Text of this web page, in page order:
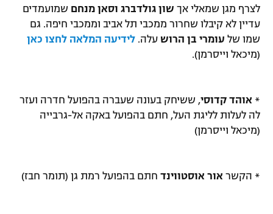
לצרף מגן שמאלי אך שון גולדברג וסאן מנחם שמועמדים
עדיין לא קיבלו שחרור ממכבי תל אביב וממכבי חיפה. גם
שמו של עומרי בן הרוש עלה. לידיעה המלאה לחצו כאן
(מיכאל וייסרמן).
* אוהד קדוסי, ששיחק בעונה שעברה בהפועל חדרה ועזר
לה לעלות לליגת העל, חתם בהפועל באקה אל-גרבייה
(מיכאל וייסרמן)
* הקשר אור אוסטווינד חתם בהפועל רמת גן (תומר חבז)